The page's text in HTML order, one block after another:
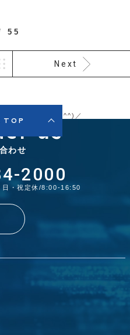
55
Next
菓子がたくさん＼(^^)／
us
わせ
2000
日・祝定休/8:00-16:50
TOP